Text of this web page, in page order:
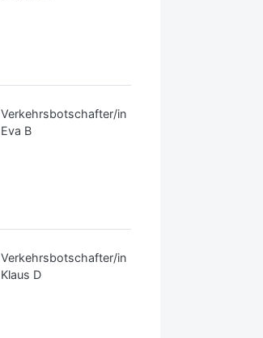
Verkehrsbotschafter/in
Eva B
Verkehrsbotschafter/in
Klaus D